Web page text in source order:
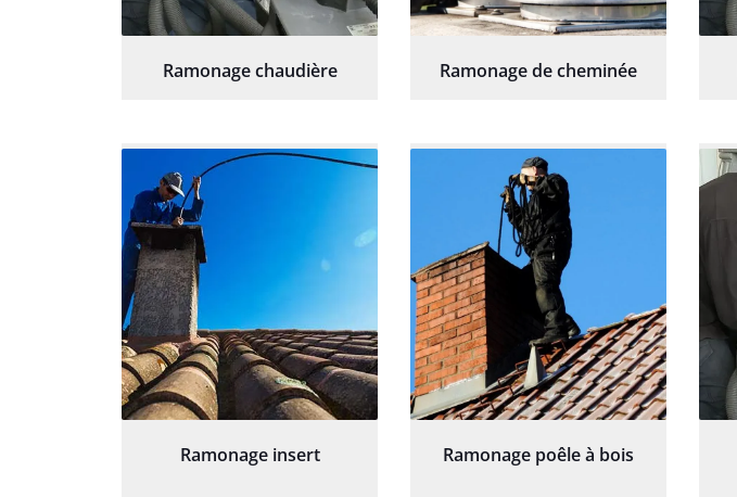
Ramonage chaudière Ramonage de cheminée
Ramonage insert Ramonage poêle à bois